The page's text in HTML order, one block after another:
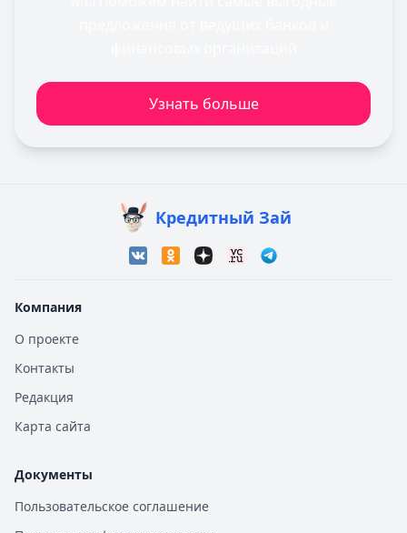
Узнать больше
Кредитный Зай
Компания
О проекте
Контакты
Редакция
Карта сайта
Документы
Пользовательское соглашение